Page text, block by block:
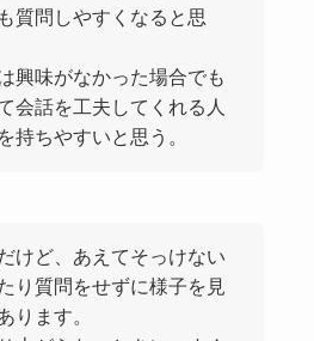
質問しやすくなると思
興味がなかった場合でも
会話を工夫してくれる人
持ちやすいと思う。
けど、あえてそっけない
り質問をせずに様子を見
ります。